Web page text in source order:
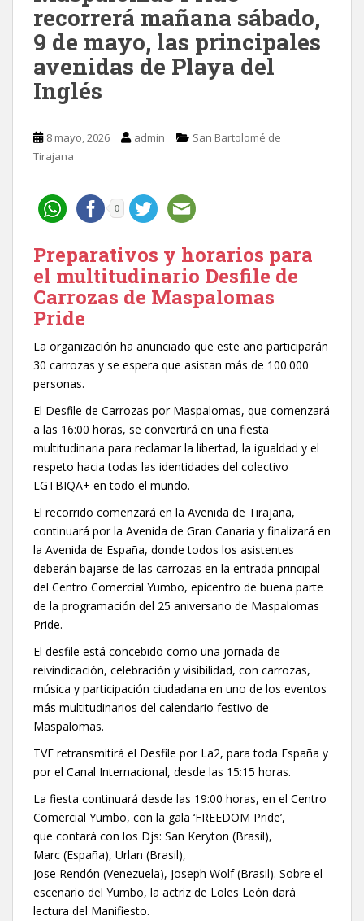
recorrerá mañana sábado,
9 de mayo, las principales
avenidas de Playa del
Inglés
8 mayo, 2026 admin
San Bartolomé de
Tirajana
0
Preparativos y horarios para
el multitudinario Desfile de
Carrozas de Maspalomas
Pride
La organización ha anunciado que este año participarán
30 carrozas y se espera que asistan más de 100.000
personas.
El Desfile de Carrozas por Maspalomas, que comenzará
a las 16:00 horas, se convertirá en una fiesta
multitudinaria para reclamar la libertad, la igualdad y el
respeto hacia todas las identidades del colectivo
LGTBIQA+ en todo el mundo.
El recorrido comenzará en la Avenida de Tirajana,
continuará por la Avenida de Gran Canaria y finalizará en
la Avenida de España, donde todos los asistentes
deberán bajarse de las carrozas en la entrada principal
del Centro Comercial Yumbo, epicentro de buena parte
de la programación del 25 aniversario de Maspalomas
Pride.
El desfile está concebido como una jornada de
reivindicación, celebración y visibilidad, con carrozas,
música y participación ciudadana en uno de los eventos
más multitudinarios del calendario festivo de
Maspalomas.
TVE retransmitirá el Desfile por La2, para toda España y
por el Canal Internacional, desde las 15:15 horas.
La fiesta continuará desde las 19:00 horas, en el Centro
Comercial Yumbo, con la gala ‘FREEDOM Pride’,
que contará con los Djs: San Keryton (Brasil),
Marc (España), Urlan (Brasil),
Jose Rendón (Venezuela), Joseph Wolf (Brasil). Sobre el
escenario del Yumbo, la actriz de Loles León dará
lectura del Manifiesto.